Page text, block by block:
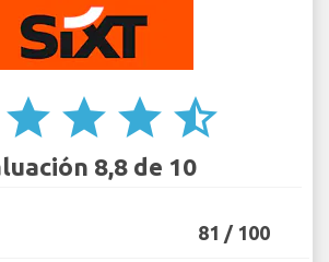
star star star star_half
8,8 de 10
81 / 100